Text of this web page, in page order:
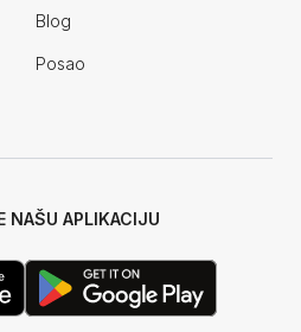
Blog
Posao
NAŠU APLIKACIJU